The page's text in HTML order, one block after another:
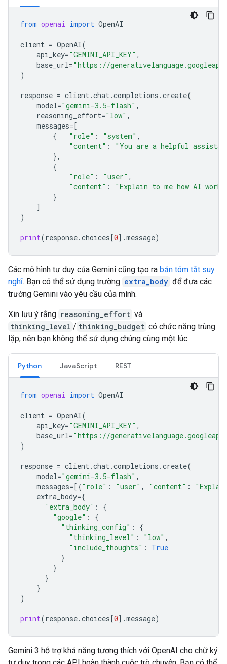
from openai import OpenAI
client = OpenAI(
api_key="GEMINI_API_KEY" ,
base_url="https://
)
response = client.chat.completions .create(
model="gemini-3.5-flash" ,
reasoning_effort="low" ,
messages=[
{
"role" : "system" ,
"content" :
"You are a helpful
},
{
"role" : "user" ,
"content" :
"Explain to me how AI
}
]
)
print(response.choices[0] .message)
Các mô hình tư duy của Gemini cũng tạo ra bản tóm tắt suy
nghĩ. Bạn có thể sử dụng trường extra_body để đưa các
trường Gemini vào yêu cầu của mình.
Xin lưu ý rằng reasoning_effort và
thinking_level / thinking_budget có chức năng trùng
lặp, nên bạn không thể sử dụng chúng cùng một lúc.
Python JavaScript REST
from openai import OpenAI
client = OpenAI(
api_key="GEMINI_API_KEY" ,
base_url="https://
)
response = client.chat.completions .create(
model="gemini-3.5-flash" ,
messages=[{"role" : "user" , "content" :
extra_body={
'extra_body' :
{
"google" :
{
"thinking_config" :
{
"thinking_level" : "low" ,
"include_thoughts" :
True
}
}
}
}
)
print(response.choices[0] .message)
Gemini 3 hỗ trợ khả năng tương thích với OpenAI cho chữ ký